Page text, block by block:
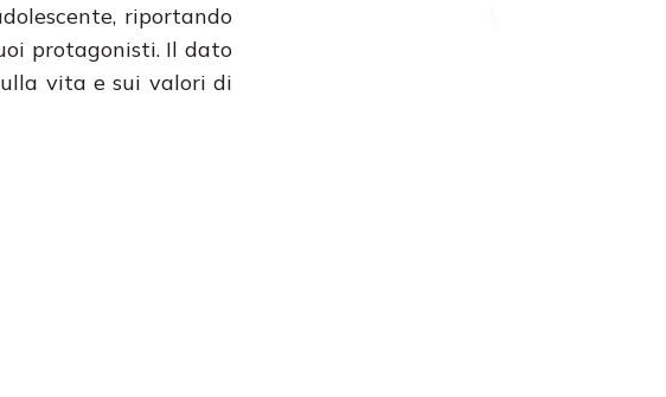
riportando
protagonisti. Il dato
vita e sui valori di